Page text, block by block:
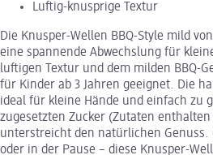
Luftig-knusprige Textur
Die Knusper-Wellen BBQ-Style mild von
eine spannende Abwechslung für
luftigen Textur und dem milden BBQ-
für Kinder ab 3 Jahren geeignet. Die
ideal für kleine Hände und einfach zu
zugesetzten Zucker (Zutaten
unterstreicht den natürlichen Genuss.
oder in der Pause – diese Knusper-